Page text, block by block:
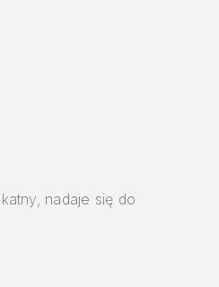
nadaje się do